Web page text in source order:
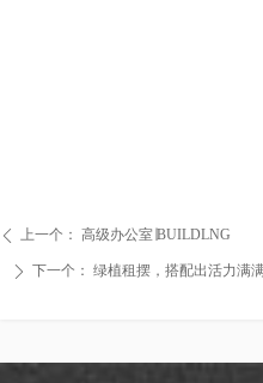
ꄴ 上一个： 高级办公室∣BUILDLNG
ꄲ 下一个： 绿植租摆，搭配出活力满